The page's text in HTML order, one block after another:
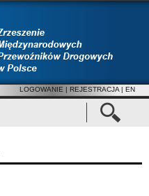
LOGOWANIE | REJESTRACJA | EN